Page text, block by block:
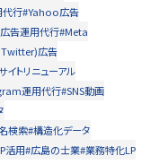
代行#Yahoo広告
告運用代行#Meta
Twitter)広告
イトリニューアル
運用代行#SNS動画
検索#構造化データ
活用#広島の士業#業務特化LP